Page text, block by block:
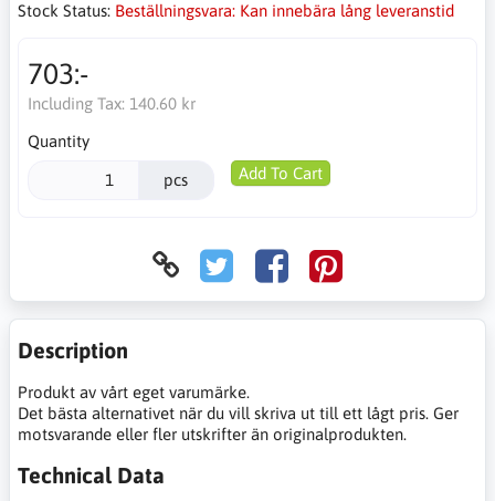
Stock Status: Beställningsvara: Kan innebära lång leveranstid
703:-
Including Tax: 140.60 kr
Quantity
pcs Add To Cart
Description
Produkt av vårt eget varumärke.
Det bästa alternativet när du vill skriva ut till ett lågt pris. Ger
motsvarande eller fler utskrifter än originalprodukten.
Technical Data